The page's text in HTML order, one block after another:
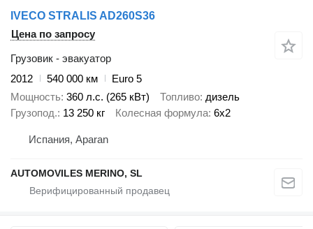
IVECO STRALIS AD260S36
Цена по запросу
Грузовик - эвакуатор
2012
540 000 км
Euro 5
Мощность 360 л.с. (265 кВт) Топливо дизель
Грузопод. 13 250 кг Колесная формула 6x2
Испания, Aparan
AUTOMOVILES MERINO, SL